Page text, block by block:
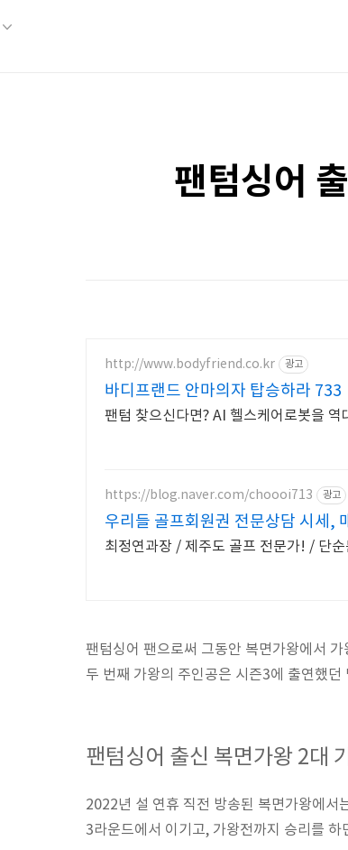
팬텀싱어
http://www.bodyfriend.co.kr 광고
바디프랜드 안마의자 탑승하라 733
팬텀 찾으신다면? AI 헬스케어로봇을
https://blog.naver.com/choooi713 광고
우리들 골프회원권 전문상담 시세,
최정연과장 / 제주도 골프 전문가! / 단
팬텀싱어 팬으로써 그동안 복면가왕에서
두 번째 가왕의 주인공은 시즌3에 출연했
팬텀싱어 출신 복면가왕 2대
2022년 설 연휴 직전 방송된 복면가왕에서
3라운드에서 이기고, 가왕전까지 승리를 하